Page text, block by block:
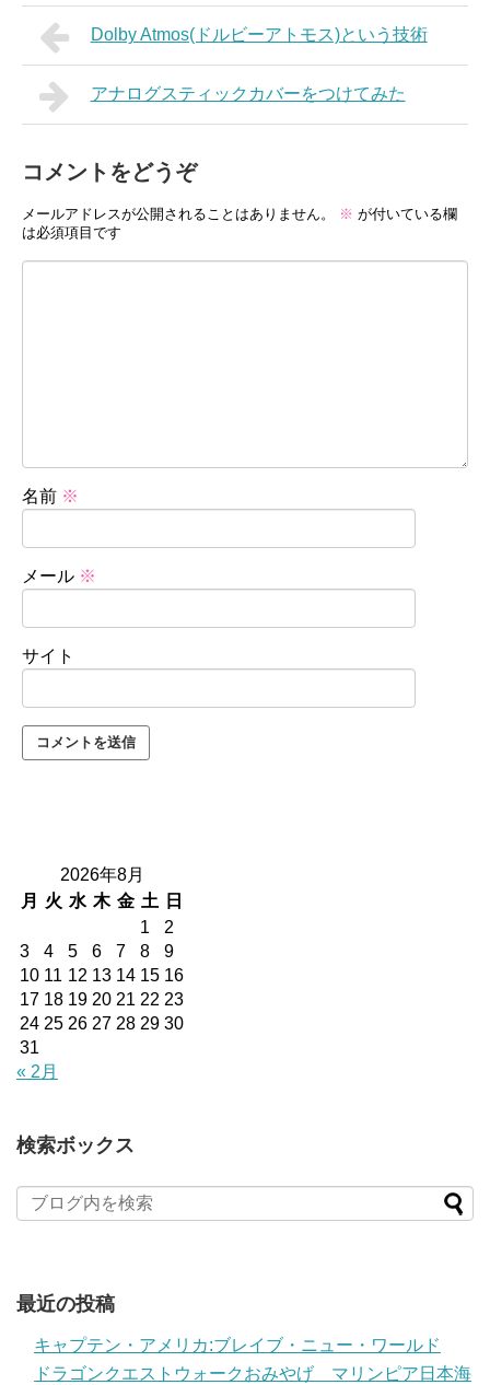
Dolby Atmos(ドルビーアトモス)という技術
アナログスティックカバーをつけてみた
コメントをどうぞ
メールアドレスが公開されることはありません。 ※ が付いている欄
は必須項目です
名前 ※
メール ※
サイト
2026年8月
月
火 水 木 金 土
日
1
2
3
4 5 6 7 8
9
10 11 12 13 14 15 16
17 18 19 20 21 22 23
24 25 26 27 28 29 30
31
« 2月
検索ボックス
最近の投稿
キャプテン・アメリカ:ブレイブ・ニュー・ワールド
ドラゴンクエストウォークおみやげ マリンピア日本海